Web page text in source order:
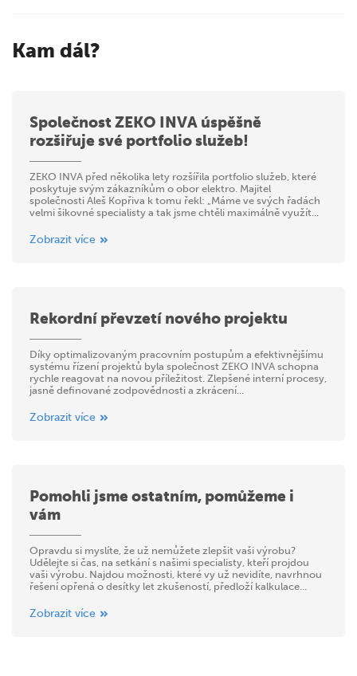
Kam dál?
Společnost ZEKO INVA úspěšně
rozšiřuje své portfolio služeb!
ZEKO INVA před několika lety rozšířila portfolio služeb, které
poskytuje svým zákazníkům o obor elektro. Majitel
společnosti Aleš Kopřiva k tomu řekl: „Máme ve svých řadách
velmi šikovné specialisty a tak jsme chtěli maximálně využít...
Zobrazit více
Rekordní převzetí nového projektu
Díky optimalizovaným pracovním postupům a efektivnějšímu
systému řízení projektů byla společnost ZEKO INVA schopna
rychle reagovat na novou příležitost. Zlepšené interní procesy,
jasně definované zodpovědnosti a zkrácení...
Zobrazit více
Pomohli jsme ostatním, pomůžeme i
vám
Opravdu si myslíte, že už nemůžete zlepšit vaši výrobu?
Udělejte si čas, na setkání s našimi specialisty, kteří projdou
vaši výrobu. Najdou možnosti, které vy už nevidíte, navrhnou
řešení opřená o desítky let zkušeností, předloží kalkulace...
Zobrazit více